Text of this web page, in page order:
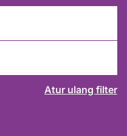
Atur ulang filter